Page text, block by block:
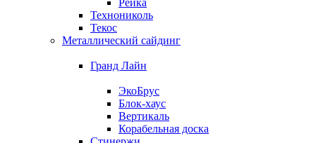
Рейка
Технониколь
Текос
Металлический сайдинг
Гранд Лайн
ЭкоБрус
Блок-хаус
Вертикаль
Корабельная доска